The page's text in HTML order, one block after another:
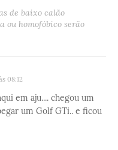
de baixo calão
ou homofóbico serão
08:12
em aju.... chegou um
um Golf GTi.. e ficou